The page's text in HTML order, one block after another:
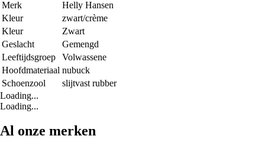
Merk
Helly Hansen
Kleur
zwart/crème
Kleur
Zwart
Geslacht
Gemengd
Leeftijdsgroep
Volwassene
Hoofdmateriaal nubuck
Schoenzool
slijtvast rubber
Loading...
Loading...
Al onze merken